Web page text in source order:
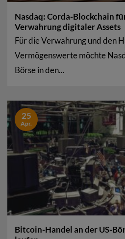
Nasdaq: Corda-Blockchain
Verwahrung digitaler Assets
Für die Verwahrung und den
Vermögenswerte möchte
Börse in den...
Bitcoin-Handel an der US-
25
Apr.